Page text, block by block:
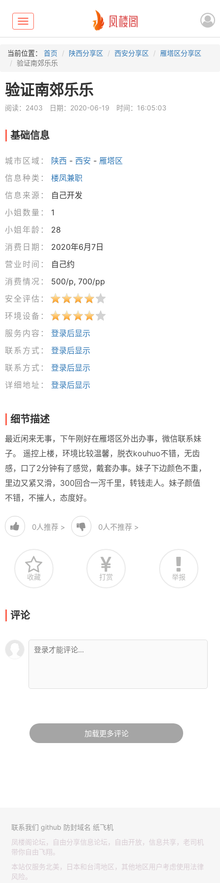
Toggle
navigation
当前位置： 首页 陕西分享区 西安分享区
雁塔区分享区
验证南郊乐乐
验证南郊乐乐
阅读：2403 日期：2020-06-19 时间：16:05:03
基础信息
城市区域： 陕西 - 西安 - 雁塔区
信息种类：
楼凤兼职
信息来源：
自己开发
小姐数量：
1
小姐年龄：
28
消费日期：
2020年6月7日
营业时间：
自己约
消费情况：
500/p, 700/pp
安全评估：
环境设备：
服务内容：
登录后显示
联系方式：
登录后显示
联系方式：
登录后显示
详细地址：
登录后显示
细节描述
最近闲来无事，下午刚好在雁塔区外出办事，微信联系妹
子。 遥控上楼，环境比较温馨，脱衣kouhuo不错，无齿
感，口了2分钟有了感觉，戴套办事。妹子下边颜色不重，
里边又紧又滑，300回合一泻千里，转钱走人。妹子颜值
不错，不摧人，态度好。
0人推荐 > 0人不推荐 >
收藏 打赏 举报
评论
加载更多评论
联系我们 github 防封域名 纸飞机
凤楼阁论坛，自由分享信息论坛，自由开放，信息共享，老司机
带你自由飞翔。
本站仅服务北美，日本和台湾地区，其他地区用户考虑使用法律
风险。